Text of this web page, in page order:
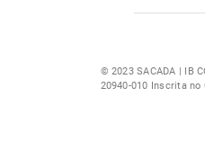
© 2023 SACADA | IB
20940-010 Inscrita